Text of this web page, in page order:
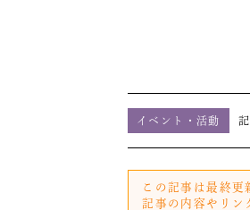
イベント・活動
この記事は最終更
記事の内容やリン